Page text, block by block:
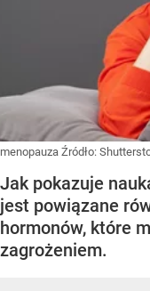
menopauza Źródło:
Jak pokazuje
jest powiązane
hormonów, które
zagrożeniem.